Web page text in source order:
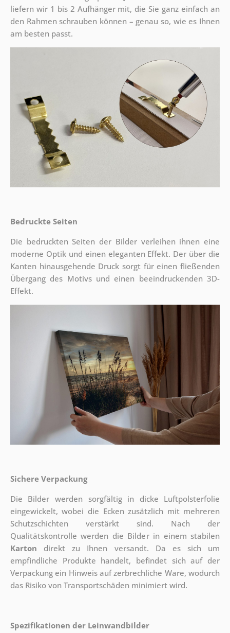
liefern wir 1 bis 2 Aufhänger mit, die Sie ganz einfach an
den Rahmen schrauben können – genau so, wie es Ihnen
am besten passt.
Bedruckte Seiten
Die bedruckten Seiten der Bilder verleihen ihnen eine
moderne Optik und einen eleganten Effekt. Der über die
Kanten hinausgehende Druck sorgt für einen fließenden
Übergang des Motivs und einen beeindruckenden 3D-
Effekt.
Sichere Verpackung
Die Bilder werden sorgfältig in dicke Luftpolsterfolie
eingewickelt, wobei die Ecken zusätzlich mit mehreren
Schutzschichten verstärkt sind. Nach der
Qualitätskontrolle werden die Bilder in einem stabilen
Karton direkt zu Ihnen versandt. Da es sich um
empfindliche Produkte handelt, befindet sich auf der
Verpackung ein Hinweis auf zerbrechliche Ware, wodurch
das Risiko von Transportschäden minimiert wird.
Spezifikationen der Leinwandbilder